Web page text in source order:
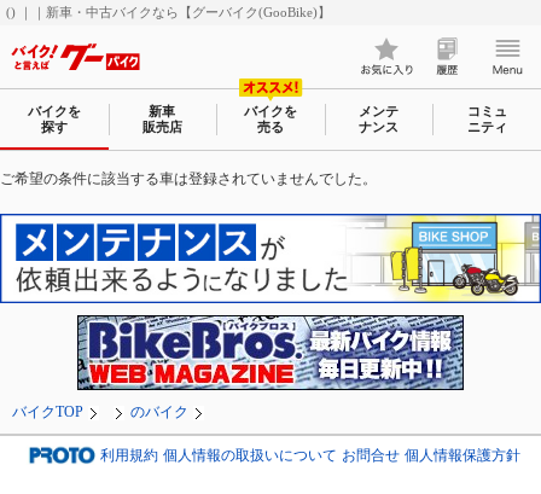
() ｜｜新車・中古バイクなら【グーバイク(GooBike)】
バイクを
探す
新車
販売店
バイクを
売る
メンテ
ナンス
コミュ
ニティ
ご希望の条件に該当する車は登録されていませんでした。
バイクTOP のバイク
利用規約 個人情報の取扱いについて お問合せ 個人情報保護方針